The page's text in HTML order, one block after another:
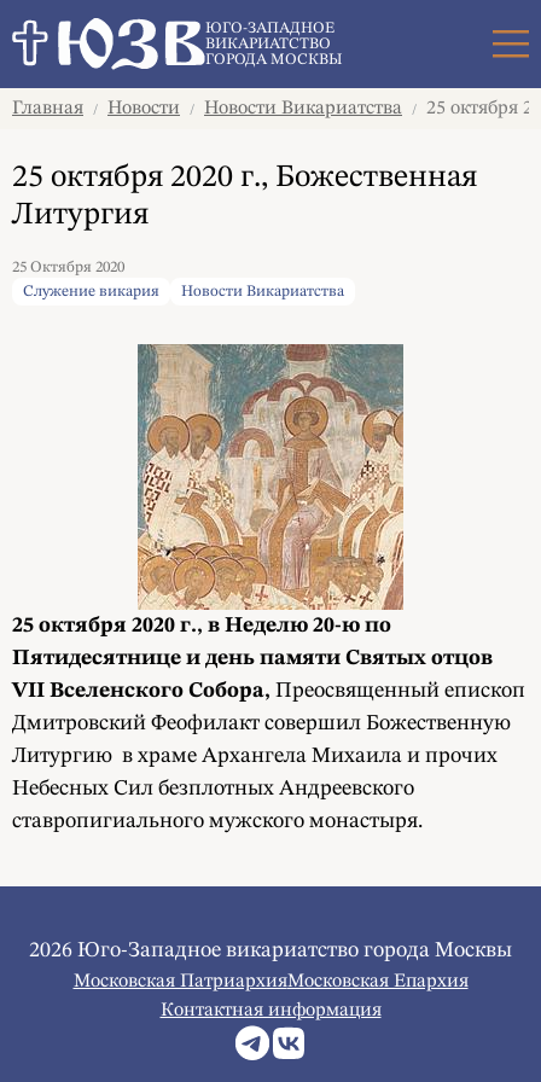
ЮГО-ЗАПАДНОЕ
ВИКАРИАТСТВО
ГОРОДА МОСКВЫ
Главная / Новости / Новости Викариатства / 25 октября
25 октября 2020 г., Божественная
Литургия
25 Октября 2020
Служение викария
Новости Викариатства
25 октября 2020 г., в Неделю 20-ю по
Пятидесятнице и день памяти Святых отцов
VII Вселенского Собора, Преосвященный епископ
Дмитровский Феофилакт совершил Божественную
Литургию в храме Архангела Михаила и прочих
Небесных Сил безплотных Андреевского
ставропигиального мужского монастыря.
2026 Юго-Западное викариатство города Москвы
Московская ПатриархияМосковская Епархия
Контактная информация